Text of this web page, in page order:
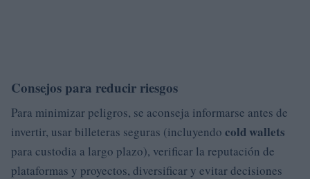
Consejos para reducir riesgos
Para minimizar peligros, se aconseja informarse antes de
invertir, usar billeteras seguras (incluyendo cold wallets
para custodia a largo plazo), verificar la reputación de
plataformas y proyectos, diversificar y evitar decisiones